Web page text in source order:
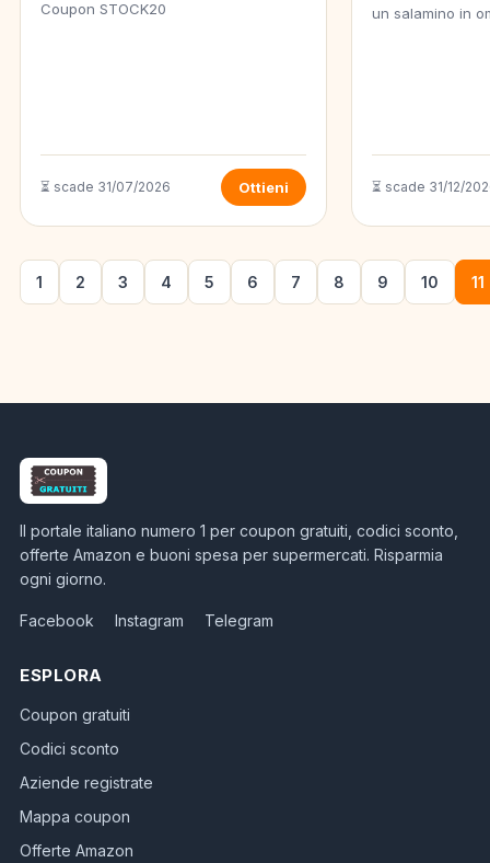
Coupon STOCK20
⏳ scade 31/07/2026 Ottieni
un salamino in
⏳ scade 31/12/
1 2 3 4 5 6 7 8 9 10 11
Il portale italiano numero 1 per coupon gratuiti, codici sconto,
offerte Amazon e buoni spesa per supermercati. Risparmia
ogni giorno.
Facebook Instagram Telegram
ESPLORA
Coupon gratuiti
Codici sconto
Aziende registrate
Mappa coupon
Offerte Amazon